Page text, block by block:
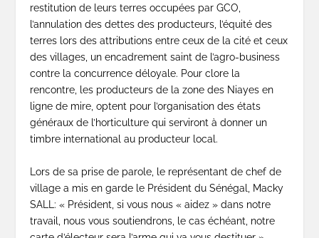
restitution de leurs terres occupées par GCO,
l’annulation des dettes des producteurs, l’équité des
terres lors des attributions entre ceux de la cité et ceux
des villages, un encadrement saint de l’agro-business
contre la concurrence déloyale. Pour clore la
rencontre, les producteurs de la zone des Niayes en
ligne de mire, optent pour l’organisation des états
généraux de l’horticulture qui serviront à donner un
timbre international au producteur local.
Lors de sa prise de parole, le représentant de chef de
village a mis en garde le Président du Sénégal, Macky
SALL: « Président, si vous nous « aidez » dans notre
travail, nous vous soutiendrons, le cas échéant, notre